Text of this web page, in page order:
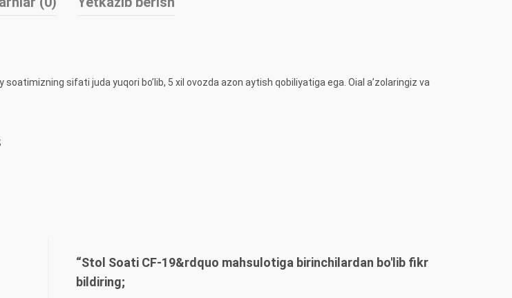
sifati juda yuqori bo’lib, 5 xil ovozda azon aytish qobiliyatiga ega. Oial a’zolaringiz va
“Stol Soati CF-19&rdquo mahsulotiga birinchilardan bo'lib fikr
bildiring;